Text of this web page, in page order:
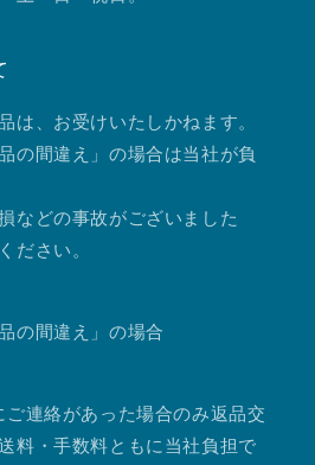
は、お受けいたしかねます。
の間違え」の場合は当社が負
などの事故がございました
ださい。
の間違え」の場合
連絡があった場合のみ返品交
料・手数料ともに当社負担で